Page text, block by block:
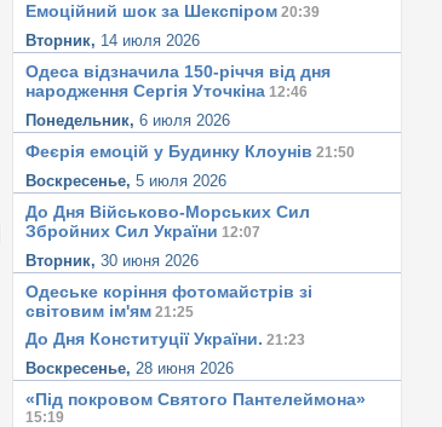
Емоційний шок за Шекспіром 20:39
Вторник, 14 июля 2026
Одеса відзначила 150-річчя від дня
народження Сергія Уточкіна 12:46
Понедельник, 6 июля 2026
Феєрія емоцій у Будинку Клоунів 21:50
Воскресенье, 5 июля 2026
До Дня Військово-Морських Сил
Збройних Сил України 12:07
Вторник, 30 июня 2026
Одеське корiння фотомайстрiв зі
світовим iм'ям 21:25
До Дня Конституцiї України. 21:23
Воскресенье, 28 июня 2026
«Під покровом Святого Пантелеймона»
15:19